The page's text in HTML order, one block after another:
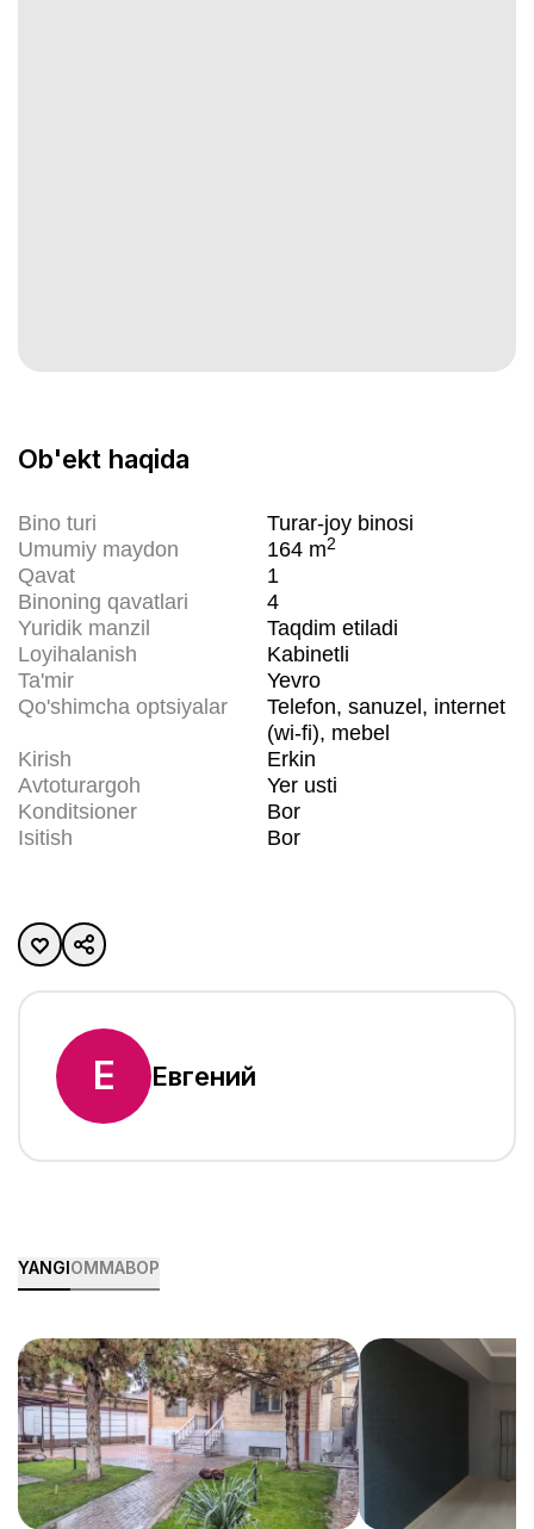
Ob'ekt haqida
Bino turi
Turar-joy binosi
Umumiy maydon
164 m2
Qavat
1
Binoning qavatlari
4
Yuridik manzil
Taqdim etiladi
Loyihalanish
Kabinetli
Ta'mir
Yevro
Qo'shimcha optsiyalar
Telefon, sanuzel, internet
(wi-fi), mebel
Kirish
Erkin
Avtoturargoh
Yer usti
Konditsioner
Bor
Isitish
Bor
Е Евгений
YANGIOMMABOP